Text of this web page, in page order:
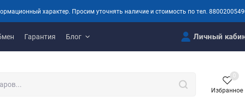
характер. Просим уточнять наличие и стоимость по тел.
Гарантия Блог Личный
Избранное
0